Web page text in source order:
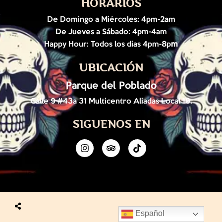
HORARIOS
De Domingo a Miércoles: 4pm-2am
De Jueves a Sábado: 4pm-4am
Happy Hour: Todos los días 4pm-8pm
UBICACIÓN
Parque del Poblado
Calle 9 #43a 31 Multicentro Aliadas Local 19.
SIGUENOS EN
Español